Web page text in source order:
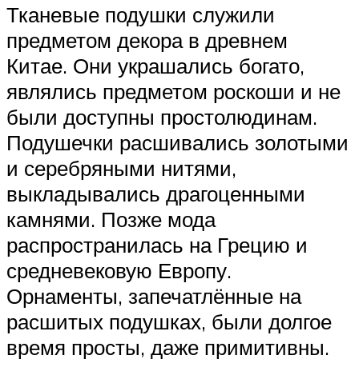
Тканевые подушки служили
предметом декора в древнем
Китае. Они украшались богато,
являлись предметом роскоши и не
были доступны простолюдинам.
Подушечки расшивались золотыми
и серебряными нитями,
выкладывались драгоценными
камнями. Позже мода
распространилась на Грецию и
средневековую Европу.
Орнаменты, запечатлённые на
расшитых подушках, были долгое
время просты, даже примитивны.